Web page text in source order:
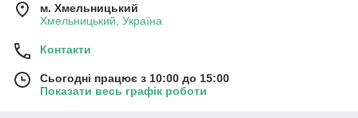
м. Хмельницький
Хмельницький, Україна
Контакти
Сьогодні працює з 10:00 до 15:00
Показати весь графік роботи